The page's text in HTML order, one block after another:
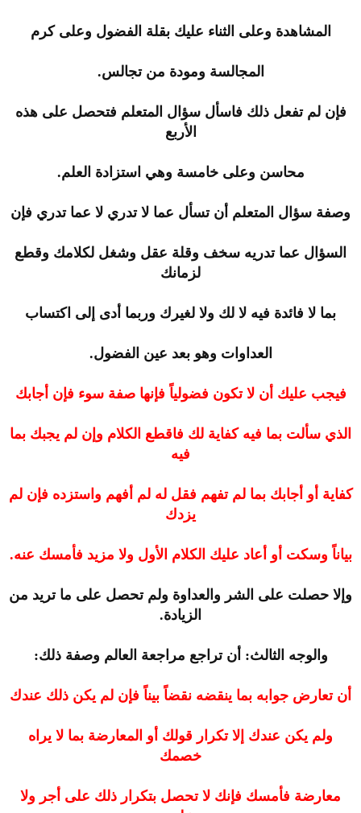
المشاهدة وعلى الثناء عليك بقلة الفضول وعلى كرم
المجالسة ومودة من تجالس.
فإن لم تفعل ذلك فاسأل سؤال المتعلم فتحصل على هذه
الأربع
محاسن وعلى خامسة وهي استزادة العلم.
وصفة سؤال المتعلم أن تسأل عما لا تدري لا عما تدري فإن
السؤال عما تدريه سخف وقلة عقل وشغل لكلامك وقطع
لزمانك
بما لا فائدة فيه لا لك ولا لغيرك وربما أدى إلى اكتساب
العداوات وهو بعد عين الفضول.
فيجب عليك أن لا تكون فضولياً فإنها صفة سوء فإن أجابك
الذي سألت بما فيه كفاية لك فاقطع الكلام وإن لم يجبك بما
فيه
كفاية أو أجابك بما لم تفهم فقل له لم أفهم واستزده فإن لم
يزدك
بياناً وسكت أو أعاد عليك الكلام الأول ولا مزيد فأمسك عنه.
وإلا حصلت على الشر والعداوة ولم تحصل على ما تريد من
الزيادة.
والوجه الثالث: أن تراجع مراجعة العالم وصفة ذلك:
أن تعارض جوابه بما ينقضه نقضاً بيناً فإن لم يكن ذلك عندك
ولم يكن عندك إلا تكرار قولك أو المعارضة بما لا يراه
خصمك
معارضة فأمسك فإنك لا تحصل بتكرار ذلك على أجر ولا